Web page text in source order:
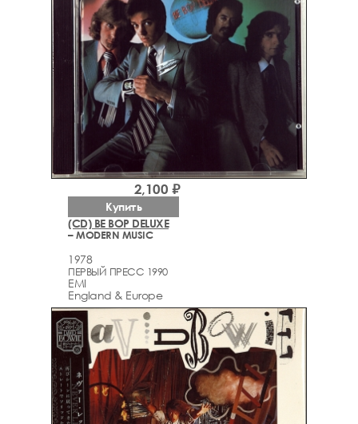
(CD) BE BOP DELUXE
– MODERN MUSIC
1978
ПЕРВЫЙ ПРЕСС 1990
EMI
England & Europe
2,100 ₽
Купить